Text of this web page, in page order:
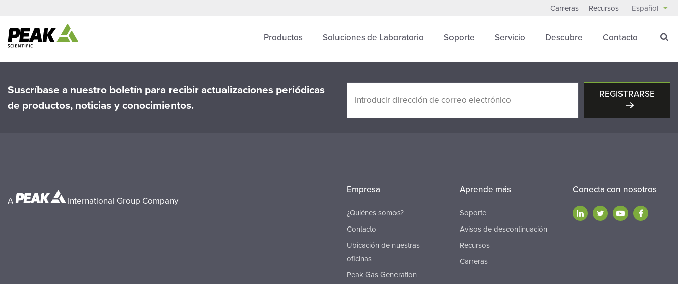
Carreras Recursos Español
Productos Soluciones de Laboratorio Soporte Servicio Descubre Contacto
Suscríbase a nuestro boletín para recibir actualizaciones periódicas
de productos, noticias y conocimientos.
REGISTRARSE
A International Group Company
Empresa
¿Quiénes somos?
Contacto
Ubicación de nuestras
oficinas
Peak Gas Generation
Aprende más
Soporte
Avisos de descontinuación
Recursos
Carreras
Conecta con nosotros